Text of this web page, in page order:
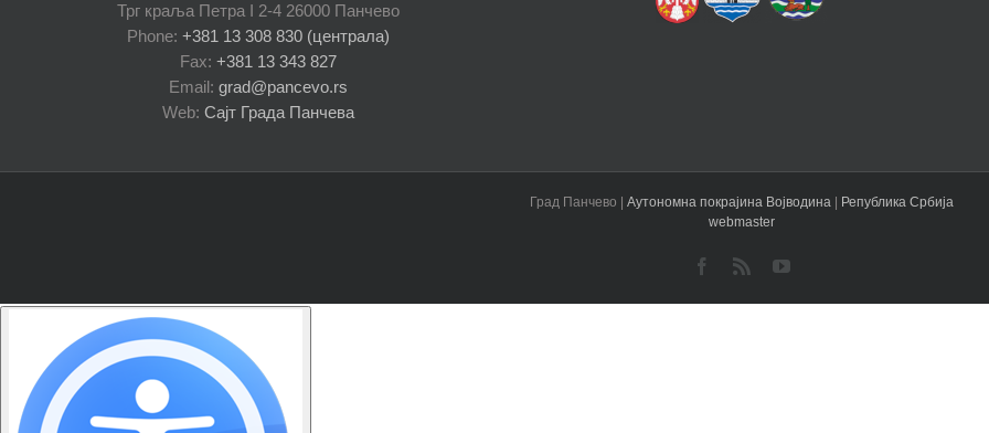
Трг краља Петра I 2-4 26000 Панчево
Phone: +381 13 308 830 (централа)
Fax: +381 13 343 827
Email: grad@pancevo.rs
Web: Сајт Града Панчева
Град Панчево | Аутономна покрајина Војводина
Република Србија
webmaster
Facebook
Rss YouTube